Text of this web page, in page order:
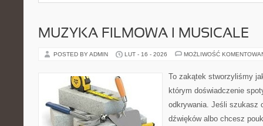
MUZYKA FILMOWA I MUSICALE
POSTED BY ADMIN LUT - 16 - 2026 MOŻLIWOŚĆ
To zakątek stworzyliśmy
którym doświadczenie
odkrywania. Jeśli szukasz
dźwięków albo chcesz